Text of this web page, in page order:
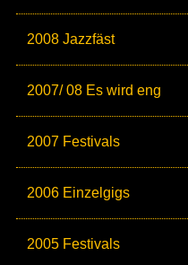
2008 Jazzfäst
2007/ 08 Es wird eng
2007 Festivals
2006 Einzelgigs
2005 Festivals